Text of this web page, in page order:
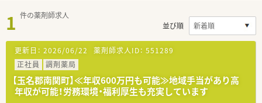
1 件の薬剤師求人
並び順
更新日： 2026/06/22 薬剤師求人ID： 551289
正社員
調剤薬局
【玉名郡南関町】≪年収600万円も可能≫地域手当があり高
年収が可能！労務環境・福利厚生も充実しています